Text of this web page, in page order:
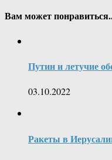
Вам может
Путин и летучие
03.10.2022
Ракеты в